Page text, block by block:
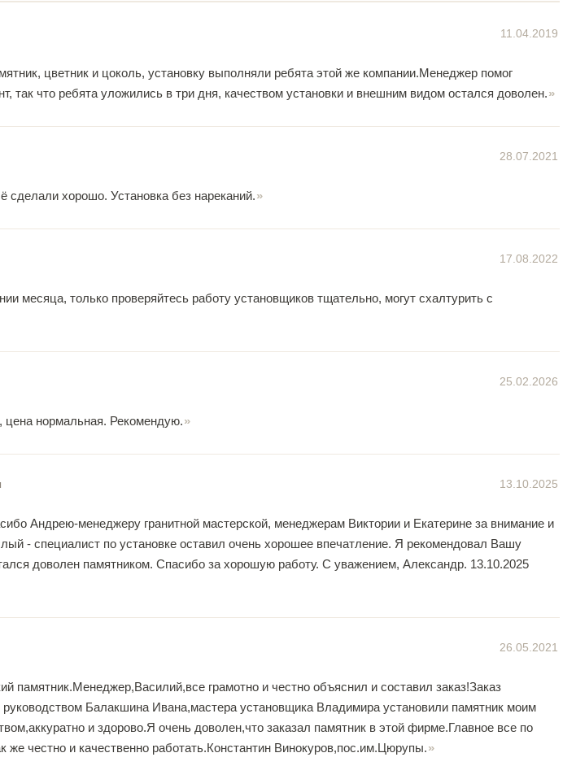
11.04.2019
цветник и цоколь, установку выполняли ребята этой же компании.Менеджер помог
так что ребята уложились в три дня, качеством установки и внешним видом остался доволен.
28.07.2021
хорошо. Установка без нареканий.
17.08.2022
месяца, только проверяйтесь работу установщиков тщательно, могут схалтурить с
25.02.2026
цена нормальная. Рекомендую.
13.10.2025
Андрею-менеджеру гранитной мастерской, менеджерам Виктории и Екатерине за внимание и
- специалист по установке оставил очень хорошее впечатление. Я рекомендовал Вашу
доволен памятником. Спасибо за хорошую работу. С уважением, Александр. 13.10.2025
26.05.2021
памятник.Менеджер,Василий,все грамотно и честно объяснил и составил заказ!Заказ
руководством Балакшина Ивана,мастера установщика Владимира установили памятник моим
и здорово.Я очень доволен,что заказал памятник в этой фирме.Главное все по
же честно и качественно работать.Константин Винокуров,пос.им.Цюрупы.